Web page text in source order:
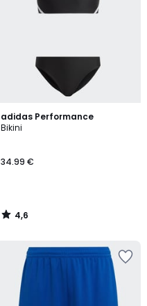
adidas Performance
Bikini
34.99 €
4,6
/ 5
4,6
/